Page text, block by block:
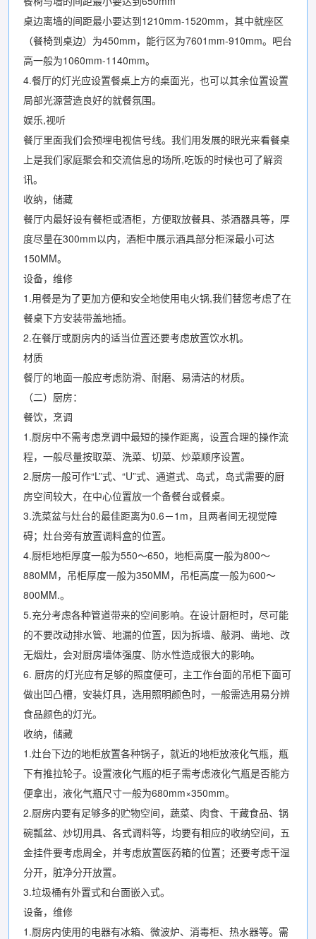
桌边离墙的间距最小要达到1210mm-1520mm，其中就座区
（餐椅到桌边）为450mm，能行区为7601mm-910mm。吧台
高一般为1060mm-1140mm。
4.餐厅的灯光应设置餐桌上方的桌面光，也可以其余位置设置
局部光源营造良好的就餐氛围。
娱乐,视听
餐厅里面我们会预埋电视信号线。我们用发展的眼光来看餐桌
上是我们家庭聚会和交流信息的场所,吃饭的时候也可了解资
讯。
收纳，储藏
餐厅内最好设有餐柜或酒柜，方便取放餐具、茶酒器具等，厚
度尽量在300mm以内，酒柜中展示酒具部分柜深最小可达
150MM。
设备，维修
1.用餐是为了更加方便和安全地使用电火锅,我们替您考虑了在
餐桌下方安装带盖地插。
2.在餐厅或厨房内的适当位置还要考虑放置饮水机。
材质
餐厅的地面一般应考虑防滑、耐磨、易清洁的材质。
（二）厨房：
餐饮，烹调
1.厨房中不需考虑烹调中最短的操作距离，设置合理的操作流
程，一般尽量按取菜、洗菜、切菜、炒菜顺序设置。
2.厨房一般可作“L”式、“U”式、通道式、岛式，岛式需要的厨
房空间较大，在中心位置放一个备餐台或餐桌。
3.洗菜盆与灶台的最佳距离为0.6－1m，且两者间无视觉障
碍；灶台旁有放置调料盒的位置。
4.厨柜地柜厚度一般为550～650，地柜高度一般为800～
880MM，吊柜厚度一般为350MM，吊柜高度一般为600～
800MM.。
5.充分考虑各种管道带来的空间影响。在设计厨柜时，尽可能
的不要改动排水管、地漏的位置，因为拆墙、敲洞、凿地、改
无烟灶，会对厨房墙体强度、防水性造成很大的影响。
6. 厨房的灯光应有足够的照度便可，主工作台面的吊柜下面可
做出凹凸槽，安装灯具，选用照明颜色时，一般需选用易分辨
食品颜色的灯光。
收纳，储藏
1.灶台下边的地柜放置各种锅子，就近的地柜放液化气瓶，瓶
下有推拉轮子。设置液化气瓶的柜子需考虑液化气瓶是否能方
便拿出，液化气瓶尺寸一般为680mm×350mm。
2.厨房内要有足够多的贮物空间，蔬菜、肉食、干藏食品、锅
碗瓢盆、炒切用具、各式调料等，均要有相应的收纳空间，五
金挂件要考虑周全，并考虑放置医药箱的位置；还要考虑干湿
分开，脏净分开放置。
3.垃圾桶有外置式和台面嵌入式。
设备，维修
1.厨房内使用的电器有冰箱、微波炉、消毒柜、热水器等。需